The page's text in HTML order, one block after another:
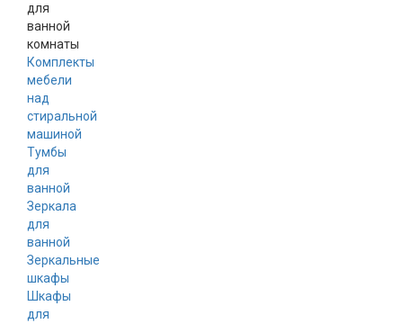
для
ванной
комнаты
Комплекты
мебели
над
стиральной
машиной
Тумбы
для
ванной
Зеркала
для
ванной
Зеркальные
шкафы
Шкафы
для